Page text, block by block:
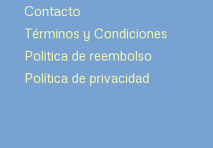
Contacto
Términos y Condiciones
Politica de reembolso
Política de privacidad